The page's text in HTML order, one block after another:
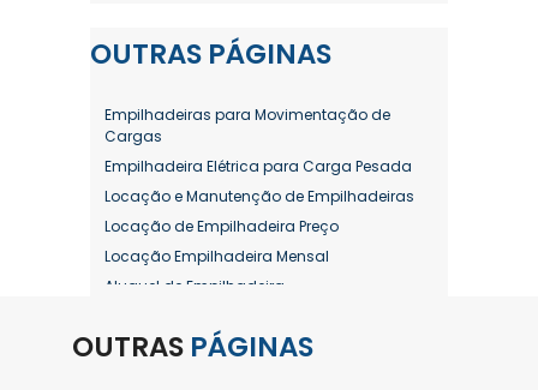
OUTRAS PÁGINAS
Empilhadeiras para Movimentação de
Cargas
Empilhadeira Elétrica para Carga Pesada
Locação e Manutenção de Empilhadeiras
Locação de Empilhadeira Preço
Locação Empilhadeira Mensal
Aluguel de Empilhadeira
Aluguel de Empilhadeira Diária Valor
OUTRAS PÁGINAS